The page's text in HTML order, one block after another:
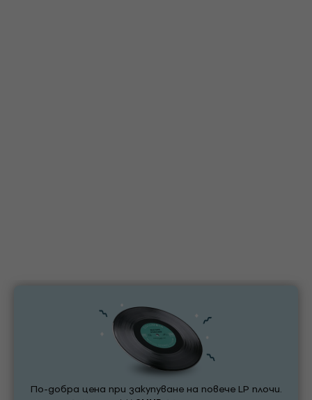
По-добра цена при закупуване на повече LP плочи.